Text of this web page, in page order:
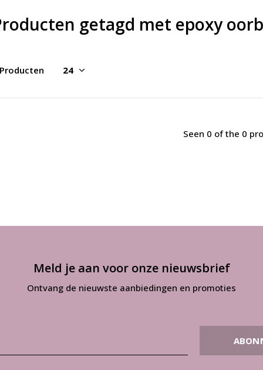
getagd met epoxy
Seen 0 of the 0
Meld je aan voor onze nieuwsbrief
Ontvang de nieuwste aanbiedingen en promoties